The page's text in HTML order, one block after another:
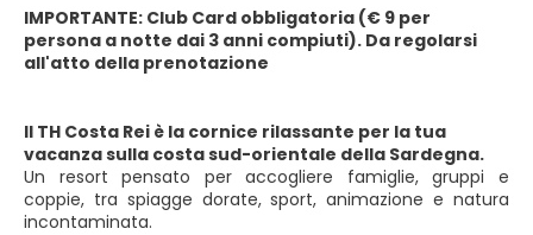
IMPORTANTE: Club Card obbligatoria (€ 9 per
persona a notte dai 3 anni compiuti). Da regolarsi
all'atto della prenotazione
Il TH Costa Rei è la cornice rilassante per la tua
vacanza sulla costa sud-orientale della Sardegna.
Un resort pensato per accogliere famiglie, gruppi e
coppie, tra spiagge dorate, sport, animazione e natura
incontaminata.